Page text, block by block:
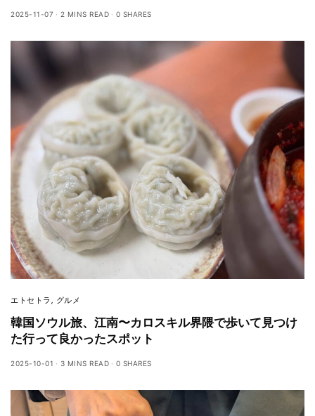
2025-11-07 2 MINS READ 0 SHARES
エトセトラ グルメ
韓国ソウル旅、江南〜カロスキル界隈で歩いて見つけ
た行って良かったスポット
2025-10-01 3 MINS READ 0 SHARES